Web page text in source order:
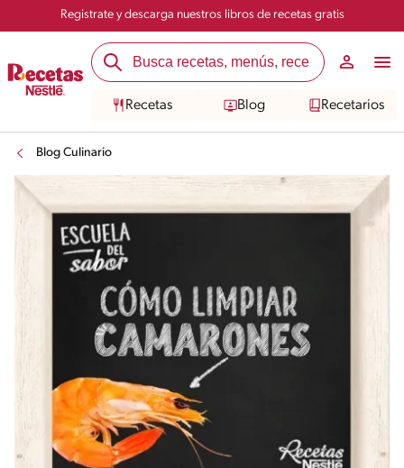
Registrate y descarga nuestros libros de recetas gratis
Recetas Blog Recetarios
Blog Culinario